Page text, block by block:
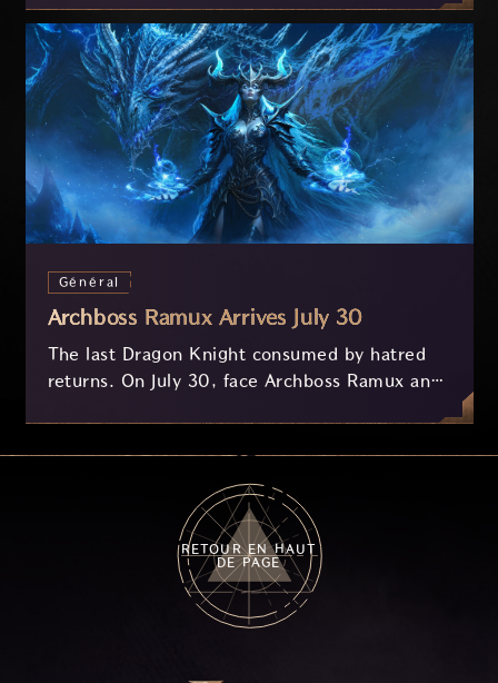
on your feedback.
Général
Archboss Ramux Arrives July 30
The last Dragon Knight consumed by hatred
returns. On July 30, face Archboss Ramux and
key combat mechanics, the Ballista, and the
new Archboss equipment that awaits.
RETOUR EN HAUT
DE PAGE